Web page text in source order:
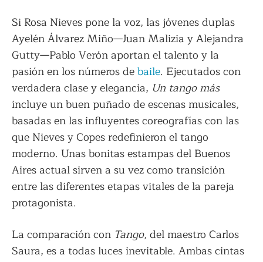
Si Rosa Nieves pone la voz, las jóvenes duplas
Ayelén Álvarez Miño—Juan Malizia y Alejandra
Gutty—Pablo Verón aportan el talento y la
pasión en los números debaile. Ejecutados con
verdadera clase y elegancia, Un tango más
incluye un buen puñado de escenas musicales,
basadas en las influyentes coreografías con las
que Nieves y Copes redefinieron el tango
moderno. Unas bonitas estampas del Buenos
Aires actual sirven a su vez como transición
entre las diferentes etapas vitales de la pareja
protagonista.
La comparación con Tango, del maestro Carlos
Saura, es a todas luces inevitable. Ambas cintas